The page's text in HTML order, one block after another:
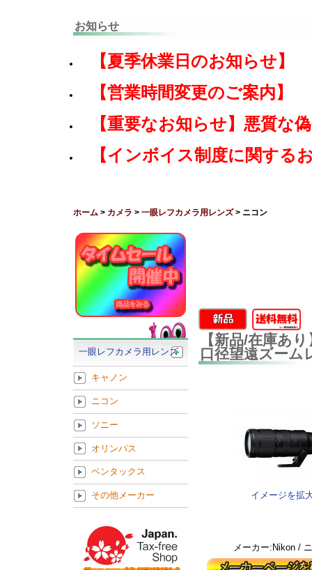
お知らせ
【夏季休業日のお知らせ】
【営業時間変更のご案内】
【重要なお知らせ】悪質な
【インボイス制度に関する
ホーム > カメラ > 一眼レフカメラ用レンズ> ニコン
【新品/在庫あ
口径望遠ズーム
イメージを拡
メーカー:Nikon /
一眼レフカメラ用レンズ
キャノン
ニコン
ソニー
オリンパス
ペンタックス
その他メーカー